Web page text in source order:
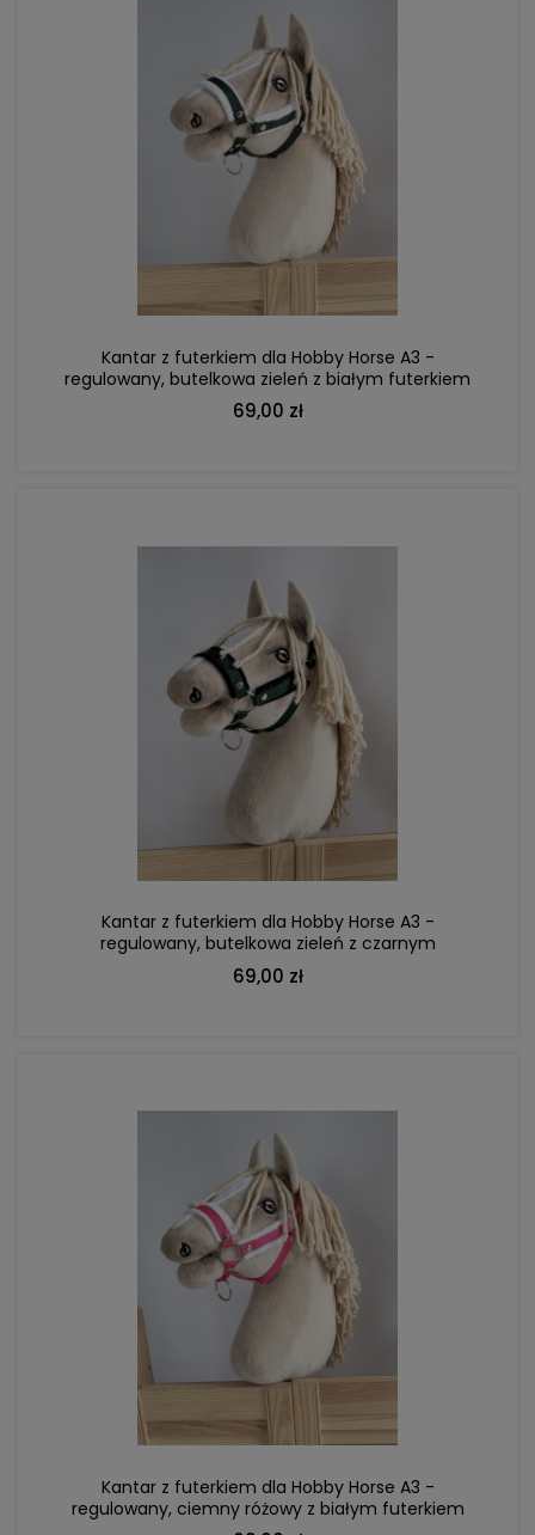
Kantar z futerkiem dla Hobby Horse A3 -
regulowany, butelkowa zieleń z białym futerkiem
69,00 zł
DO KOSZYKA
Kantar z futerkiem dla Hobby Horse A3 -
regulowany, butelkowa zieleń z czarnym
futerkiem
69,00 zł
DO KOSZYKA
Kantar z futerkiem dla Hobby Horse A3 -
regulowany, ciemny różowy z białym futerkiem
DO KOSZYKA